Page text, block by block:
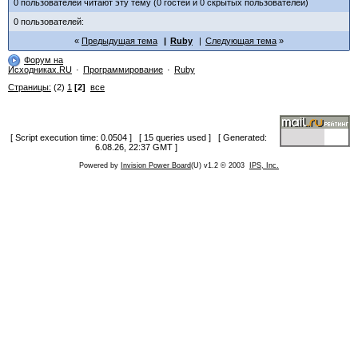
0 пользователей читают эту тему (0 гостей и 0 скрытых пользователей)
0 пользователей:
Предыдущая тема
Ruby
Следующая тема
Форум на
Исходниках.RU
Программирование
Ruby
Страницы: (2) 1 [2] все
[ Script execution time: 0.0504 ] [ 15 queries used ] [ Generated:
6.08.26, 22:37 GMT ]
Powered by Invision Power Board(U) v1.2 © 2003 IPS, Inc.